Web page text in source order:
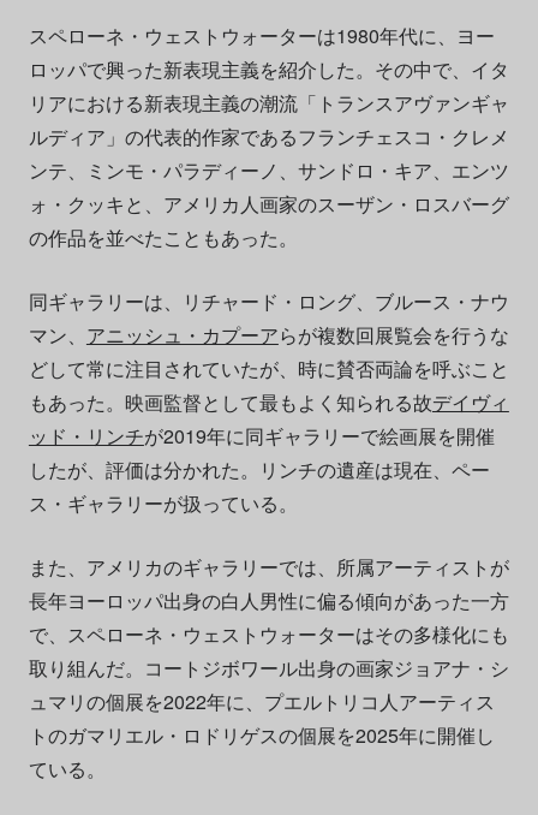
スペローネ・ウェストウォーターは1980年代に、ヨー
ロッパで興った新表現主義を紹介した。その中で、イタ
リアにおける新表現主義の潮流「トランスアヴァンギャ
ルディア」の代表的作家であるフランチェスコ・クレメ
ンテ、ミンモ・パラディーノ、サンドロ・キア、エンツ
ォ・クッキと、アメリカ人画家のスーザン・ロスバーグ
の作品を並べたこともあった。
同ギャラリーは、リチャード・ロング、ブルース・ナウ
マン、 アニッシュ・カプーアらが複数回展覧会を行うな
どして常に注目されていたが、時に賛否両論を呼ぶこと
もあった。映画監督として最もよく知られる故デイヴィ
ッド・リンチが2019年に同ギャラリーで絵画展を開催
したが、評価は分かれた。リンチの遺産は現在、ペー
ス・ギャラリーが扱っている。
また、アメリカのギャラリーでは、所属アーティストが
長年ヨーロッパ出身の白人男性に偏る傾向があった一方
で、スペローネ・ウェストウォーターはその多様化にも
取り組んだ。コートジボワール出身の画家ジョアナ・シ
ュマリの個展を2022年に、プエルトリコ人アーティス
トのガマリエル・ロドリゲスの個展を2025年に開催し
ている。